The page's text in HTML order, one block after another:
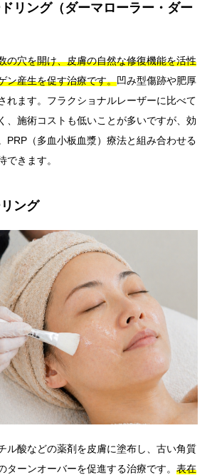
リング（ダーマローラー・ダー
の穴を開け、皮膚の自然な修復機能を活性
ン産生を促す治療です。凹み型傷跡や肥厚
れます。フラクショナルレーザーに比べて
、施術コストも低いことが多いですが、効
PRP（多血小板血漿）療法と組み合わせる
できます。
ング
ル酸などの薬剤を皮膚に塗布し、古い角質
ターンオーバーを促進する治療です。 表在